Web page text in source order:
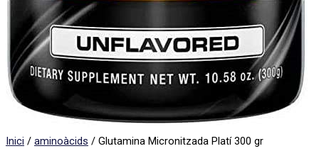
Inici / aminoàcids / Glutamina Micronitzada Platí 300 gr